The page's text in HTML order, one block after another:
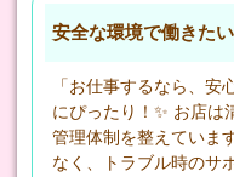
安全な環境で働きた
「お仕事するなら、
にぴったり！✨ お店は
管理体制を整えていま
なく、トラブル時のサ